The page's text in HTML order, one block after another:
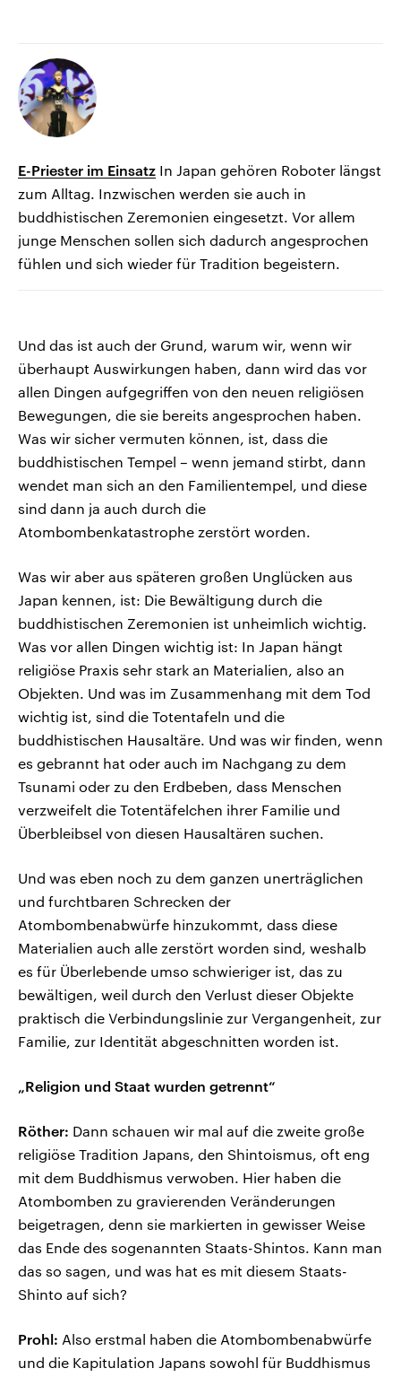
E-Priester im Einsatz In Japan gehören Roboter längst
zum Alltag. Inzwischen werden sie auch in
buddhistischen Zeremonien eingesetzt. Vor allem
junge Menschen sollen sich dadurch angesprochen
fühlen und sich wieder für Tradition begeistern.
Und das ist auch der Grund, warum wir, wenn wir
überhaupt Auswirkungen haben, dann wird das vor
allen Dingen aufgegriffen von den neuen religiösen
Bewegungen, die sie bereits angesprochen haben.
Was wir sicher vermuten können, ist, dass die
buddhistischen Tempel – wenn jemand stirbt, dann
wendet man sich an den Familientempel, und diese
sind dann ja auch durch die
Atombombenkatastrophe zerstört worden.
Was wir aber aus späteren großen Unglücken aus
Japan kennen, ist: Die Bewältigung durch die
buddhistischen Zeremonien ist unheimlich wichtig.
Was vor allen Dingen wichtig ist: In Japan hängt
religiöse Praxis sehr stark an Materialien, also an
Objekten. Und was im Zusammenhang mit dem Tod
wichtig ist, sind die Totentafeln und die
buddhistischen Hausaltäre. Und was wir finden, wenn
es gebrannt hat oder auch im Nachgang zu dem
Tsunami oder zu den Erdbeben, dass Menschen
verzweifelt die Totentäfelchen ihrer Familie und
Überbleibsel von diesen Hausaltären suchen.
Und was eben noch zu dem ganzen unerträglichen
und furchtbaren Schrecken der
Atombombenabwürfe hinzukommt, dass diese
Materialien auch alle zerstört worden sind, weshalb
es für Überlebende umso schwieriger ist, das zu
bewältigen, weil durch den Verlust dieser Objekte
praktisch die Verbindungslinie zur Vergangenheit, zur
Familie, zur Identität abgeschnitten worden ist.
„Religion und Staat wurden getrennt“
Röther: Dann schauen wir mal auf die zweite große
religiöse Tradition Japans, den Shintoismus, oft eng
mit dem Buddhismus verwoben. Hier haben die
Atombomben zu gravierenden Veränderungen
beigetragen, denn sie markierten in gewisser Weise
das Ende des sogenannten Staats-Shintos. Kann man
das so sagen, und was hat es mit diesem Staats-
Shinto auf sich?
Prohl: Also erstmal haben die Atombombenabwürfe
und die Kapitulation Japans sowohl für Buddhismus